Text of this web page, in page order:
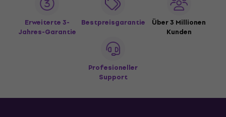
Erweiterte 3-
Jahres-Garantie
Bestpreisgarantie
Über 3 Millionen
Kunden
Profesioneller
Support